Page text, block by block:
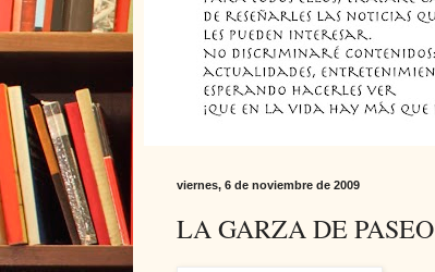
viernes, 6 de noviembre de 2009
LA GARZA DE PASEO